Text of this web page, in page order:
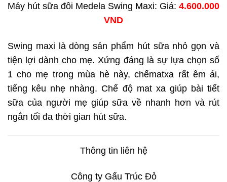
Máy hút sữa đôi Medela Swing Maxi: Giá: 4.600.000
VND
Swing maxi là dòng sản phẩm hút sữa nhỏ gọn và
tiện lợi dành cho mẹ. Xứng đáng là sự lựa chọn số
1 cho mẹ trong mùa hè này, chếmatxa rất êm ái,
tiếng kêu nhẹ nhàng. Chế độ mat xa giúp bài tiết
sữa của người mẹ giúp sữa về nhanh hơn và rút
ngắn tối đa thời gian hút sữa.
Thông tin liên hệ
Công ty Gấu Trúc Đỏ